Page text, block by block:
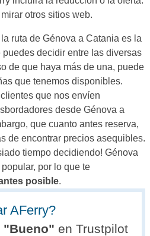
otros sitios web.
ruta de Génova a Catania es la
decidir entre las diversas
de que haya más de una, puede
que tenemos disponibles.
que nos envíen
desde Génova a
que cuanto antes reserva,
de encontrar precios asequibles.
tiempo decidiendo! Génova
por lo que te
posible.
AFerry?
"Bueno" en Trustpilot